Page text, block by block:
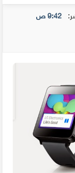
9:42 ص